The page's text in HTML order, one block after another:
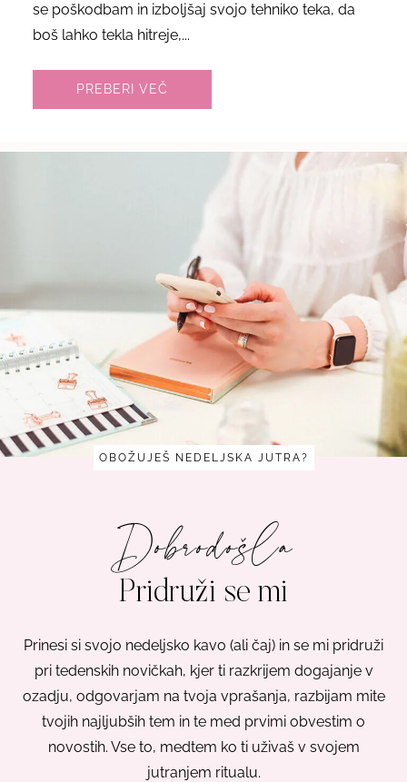
se poškodbam in izboljšaj svojo tehniko teka, da
boš lahko tekla hitreje,...
PREBERI VEČ
OBOŽUJEŠ NEDELJSKA JUTRA?
Dobrodošla
Pridruži se mi
Prinesi si svojo nedeljsko kavo (ali čaj) in se mi pridruži
pri tedenskih novičkah, kjer ti razkrijem dogajanje v
ozadju, odgovarjam na tvoja vprašanja, razbijam mite
tvojih najljubših tem in te med prvimi obvestim o
novostih. Vse to, medtem ko ti uživaš v svojem
jutranjem ritualu.